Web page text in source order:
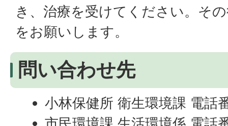
き、治療を受けてください。そ
をお願いします。
問い合わせ先
小林保健所 衛生環境課 電話